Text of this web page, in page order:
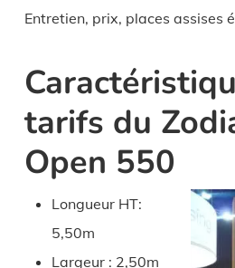
Entretien, prix, places assises
tarifs du
Open 550
Longueur HT:
5,50m
Largeur : 2,50m